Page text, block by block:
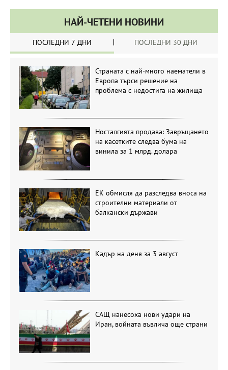
НАЙ-ЧЕТЕНИ НОВИНИ
ПОСЛЕДНИ 7 ДНИ ПОСЛЕДНИ 30 ДНИ
Страната с най-много наематели в
Европа търси решение на
проблема с недостига на жилища
Носталгията продава: Завръщането
на касетките следва бума на
винила за 1 млрд. долара
ЕК обмисля да разследва вноса на
строителни материали от
балкански държави
Кадър на деня за 3 август
САЩ нанесоха нови удари на
Иран, войната въвлича още страни